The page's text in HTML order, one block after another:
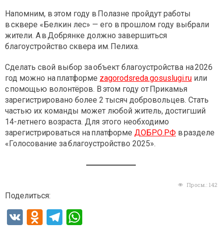
Напомним, в этом году в Полазне пройдут работы
в сквере «Белкин лес» — его в прошлом году выбрали
жители. А в Добрянке должно завершиться
благоустройство сквера им. Пелиха.
Сделать свой выбор за объект благоустройства на 2026
год можно на платформе zagorodsreda.gosuslugi.ru или
с помощью волонтёров. В этом году от Прикамья
зарегистрировано более 2 тысяч добровольцев. Стать
частью их команды может любой житель, достигший
14-летнего возраста. Для этого необходимо
зарегистрироваться на платформе ДОБРО.РФ в разделе
«Голосование за благоустройство 2025».
Просм.: 142
Поделиться:
V
O
T